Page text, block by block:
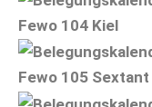
Fewo 104 Kiel
Fewo 105 Sextant